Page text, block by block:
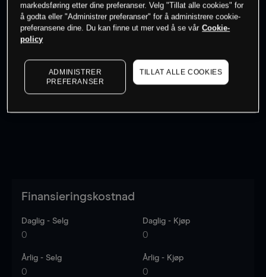
Søk om konto
Log in
Finansieringskostnad
Daglig - Selg
0
Daglig - Kjøp
0
Årlig - Selg
0
Årlig - Kjøp
0
markedsføring etter dine preferanser. Velg "Tillat alle cookies" for
å godta eller "Administrer preferanser" for å administrere cookie-
preferansene dine. Du kan finne ut mer ved å se vår Cookie-
policy
ADMINISTRER
PREFERANSER
TILLAT ALLE COOKIES